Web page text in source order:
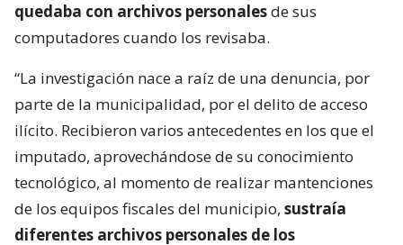
quedaba con archivos personalesde sus
computadores cuando los revisaba.
“La investigación nace a raíz de una denuncia, por
parte de la municipalidad, por el delito de acceso
ilícito. Recibieron varios antecedentes en los que el
imputado, aprovechándose de su conocimiento
tecnológico, al momento de realizar mantenciones
de los equipos fiscales del municipio, sustraía
diferentes archivos personales de los